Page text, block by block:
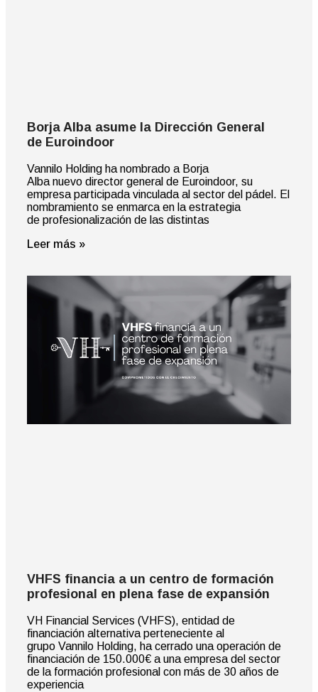
Borja Alba asume la Dirección General
de Euroindoor
Vannilo Holding ha nombrado a Borja
Alba nuevo director general de Euroindoor, su
empresa participada vinculada al sector del pádel. El
nombramiento se enmarca en la estrategia
de profesionalización de las distintas
Leer más »
VHFS financia a un centro de formación
profesional en plena fase de expansión
VH Financial Services (VHFS), entidad de
financiación alternativa perteneciente al
grupo Vannilo Holding, ha cerrado una operación de
financiación de 150.000€ a una empresa del sector
de la formación profesional con más de 30 años de
experiencia